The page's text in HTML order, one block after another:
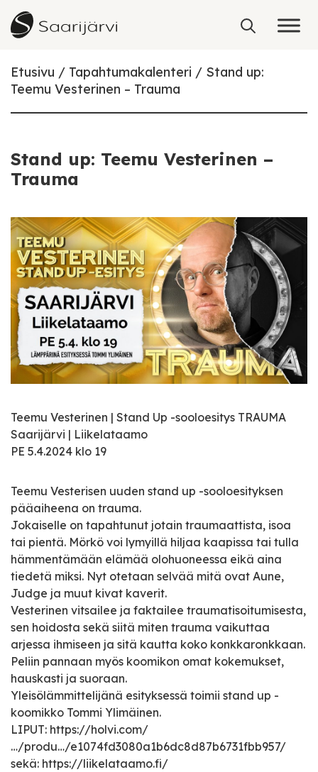
Skip to content
Etusivu Tapahtumakalenteri
Stand up:
Teemu Vesterinen – Trauma
Stand up: Teemu Vesterinen –
Trauma
Teemu Vesterinen | Stand Up -sooloesitys TRAUMA
Saarijärvi | Liikelataamo
PE 5.4.2024 klo 19
Teemu Vesterisen uuden stand up -sooloesityksen
pääaiheena on trauma.
Jokaiselle on tapahtunut jotain traumaattista, isoa
tai pientä. Mörkö voi lymyillä hiljaa kaapissa tai tulla
hämmentämään elämää olohuoneessa eikä aina
tiedetä miksi. Nyt otetaan selvää mitä ovat Aune,
Judge ja muut kivat kaverit.
Vesterinen vitsailee ja faktailee traumatisoitumisesta,
sen hoidosta sekä siitä miten trauma vaikuttaa
arjessa ihmiseen ja sitä kautta koko konkkaronkkaan.
Peliin pannaan myös koomikon omat kokemukset,
hauskasti ja suoraan.
Yleisölämmittelijänä esityksessä toimii stand up -
koomikko Tommi Ylimäinen.
LIPUT: https://holvi.com/
…/produ…/e1074fd3080a1b6dc8d87b6731fbb957/
sekä: https://liikelataamo.fi/